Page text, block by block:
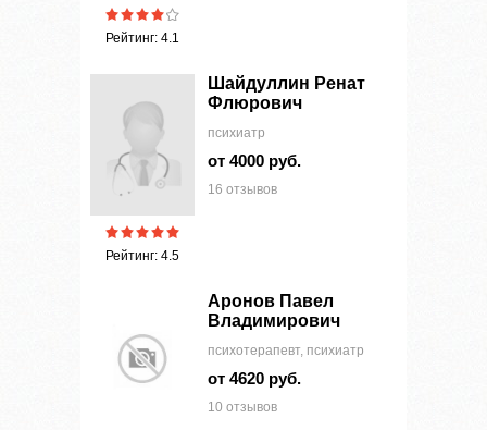
Рейтинг: 4.1
Рейтинг: 4.5
Шайдуллин Ренат
Флюрович
психиатр
от 4000 руб.
16 отзывов
Аронов Павел
Владимирович
психотерапевт, психиатр
от 4620 руб.
10 отзывов